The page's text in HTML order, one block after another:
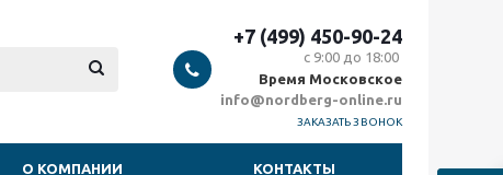
+7 (499) 450-90-24
с 9:00 до 18:00
Время Московское
info@nordberg-online.ru
ЗАКАЗАТЬ ЗВОНОК
О КОМПАНИИ КОНТАКТЫ